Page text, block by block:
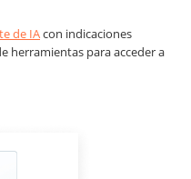
de IAcon indicaciones
herramientas para acceder a